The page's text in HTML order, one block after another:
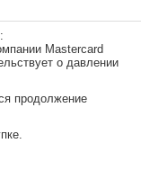
Mastercard
о давлении
продолжение